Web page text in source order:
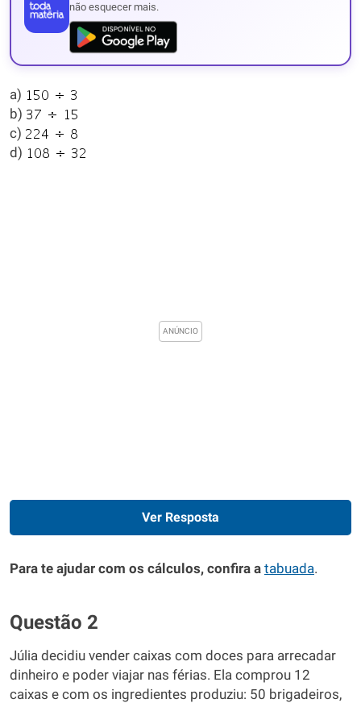
não esquecer mais.
a)
b)
c)
d)
Ver Resposta
Para te ajudar com os cálculos, confira a tabuada.
Questão 2
Júlia decidiu vender caixas com doces para arrecadar
dinheiro e poder viajar nas férias. Ela comprou 12
caixas e com os ingredientes produziu: 50 brigadeiros,